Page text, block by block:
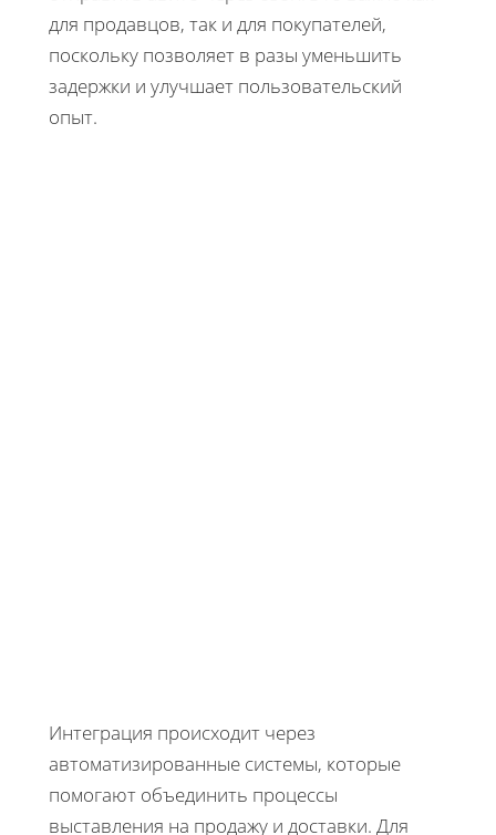
для продавцов, так и для покупателей,
поскольку позволяет в разы уменьшить
задержки и улучшает пользовательский
опыт.
Интеграция происходит через
автоматизированные системы, которые
помогают объединить процессы
выставления на продажу и доставки. Для